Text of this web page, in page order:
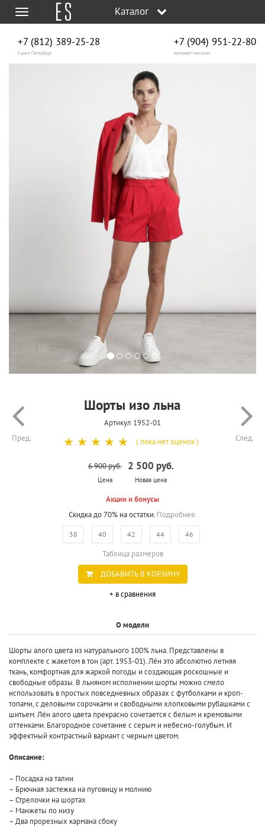
Меню Каталог
+7 (812) 389-25-28
Санкт-Петербург
+7 (904) 951‑22‑80
интернет-магазин
Пред.
Шорты изо льна
Артикул 1952-01
След.
☆
☆
☆
☆
☆ ( пока нет оценок )
6 900 руб.
Цена
2 500 руб.
Новая цена
Акции и бонусы
Скидка до 70% на остатки. Подробнее.
38 40 42 44 46
Таблица размеров
ДОБАВИТЬ В КОРЗИНУ
+ в сравнения
О модели
Шорты алого цвета из натурального 100% льна. Представлены в
комплекте с жакетом в тон (арт. 1953-01). Лён это абсолютно летняя
ткань, комфортная для жаркой погоды и создающая роскошные и
свободные образы. В льняном исполнении шорты можно смело
использовать в простых повседневных образах с футболками и кроп-
топами, с деловыми сорочками и свободными хлопковыми рубашками с
шитьем. Лён алого цвета прекрасно сочетается с белым и кремовыми
оттенками. Благородное сочетание с серым и небесно-голубым. И
эффектный контрастный вариант с черным цветом.
Описание:
– Посадка на талии
– Брючная застежка на пуговицу и молнию
– Стрелочки на шортах
– Манжеты по низу
– Два прорезных кармана сбоку